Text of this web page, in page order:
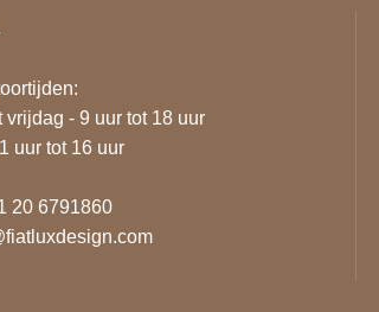
vrijdag - 9 uur tot 18 uur
uur tot 16 uur
20 6791860